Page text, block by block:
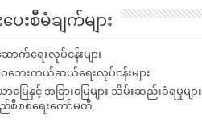
ပေးစီမံချက်များ
က်ရေးလုပ်ငန်းများ
ဘေးကယ်ဆယ်ရေးလုပ်ငန်းများ
ြေနှင့် အခြားမြေများ သိမ်းဆည်းခံရမှုများ
ည်စီစစ်ရေးကော်မတီ